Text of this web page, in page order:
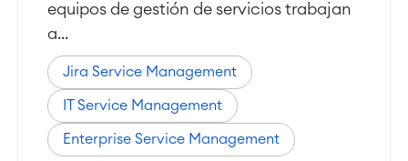
equipos de gestión de servicios trabajan
a...
Jira Service Management
IT Service Management
Enterprise Service Management